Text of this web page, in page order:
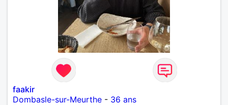
faakir
Dombasle-sur-Meurthe - 36 ans